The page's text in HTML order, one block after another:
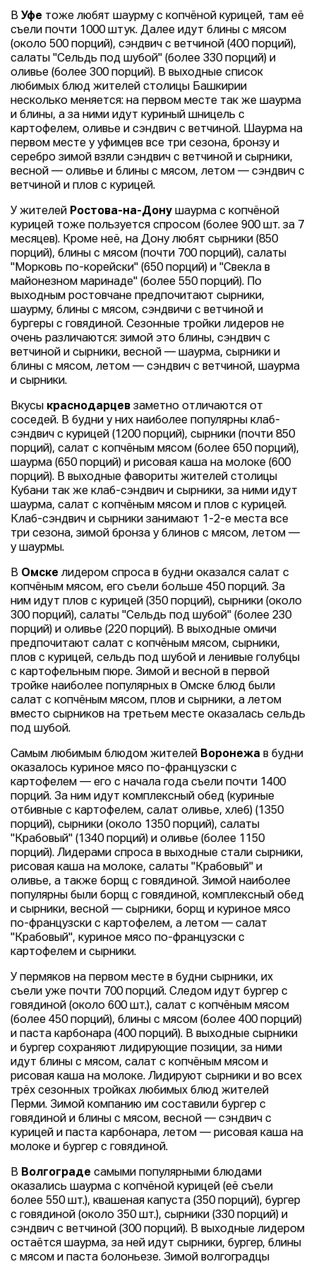
В Уфе тоже любят шаурму с копчёной курицей, там её
съели почти 1000 штук. Далее идут блины с мясом
(около 500 порций), сэндвич с ветчиной (400 порций),
салаты "Сельдь под шубой" (более 330 порций) и
оливье (более 300 порций). В выходные список
любимых блюд жителей столицы Башкирии
несколько меняется: на первом месте так же шаурма
и блины, а за ними идут куриный шницель с
картофелем, оливье и сэндвич с ветчиной. Шаурма на
первом месте у уфимцев все три сезона, бронзу и
серебро зимой взяли сэндвич с ветчиной и сырники,
весной — оливье и блины с мясом, летом — сэндвич с
ветчиной и плов с курицей.
У жителей Ростова-на-Дону шаурма с копчёной
курицей тоже пользуется спросом (более 900 шт. за 7
месяцев). Кроме неё, на Дону любят сырники (850
порций), блины с мясом (почти 700 порций), салаты
"Морковь по-корейски" (650 порций) и "Свекла в
майонезном маринаде" (более 550 порций). По
выходным ростовчане предпочитают сырники,
шаурму, блины с мясом, сэндвичи с ветчиной и
бургеры с говядиной. Сезонные тройки лидеров не
очень различаются: зимой это блины, сэндвич с
ветчиной и сырники, весной — шаурма, сырники и
блины с мясом, летом — сэндвич с ветчиной, шаурма
и сырники.
Вкусы краснодарцев заметно отличаются от
соседей. В будни у них наиболее популярны клаб-
сэндвич с курицей (1200 порций), сырники (почти 850
порций), салат с копчёным мясом (более 650 порций),
шаурма (650 порций) и рисовая каша на молоке (600
порций). В выходные фавориты жителей столицы
Кубани так же клаб-сэндвич и сырники, за ними идут
шаурма, салат с копчёным мясом и плов с курицей.
Клаб-сэндвич и сырники занимают 1-2-е места все
три сезона, зимой бронза у блинов с мясом, летом —
у шаурмы.
В Омске лидером спроса в будни оказался салат с
копчёным мясом, его съели больше 450 порций. За
ним идут плов с курицей (350 порций), сырники (около
300 порций), салаты "Сельдь под шубой" (более 230
порций) и оливье (220 порций). В выходные омичи
предпочитают салат с копчёным мясом, сырники,
плов с курицей, сельдь под шубой и ленивые голубцы
с картофельным пюре. Зимой и весной в первой
тройке наиболее популярных в Омске блюд были
салат с копчёным мясом, плов и сырники, а летом
вместо сырников на третьем месте оказалась сельдь
под шубой.
Самым любимым блюдом жителей Воронежа в будни
оказалось куриное мясо по-французски с
картофелем — его с начала года съели почти 1400
порций. За ним идут комплексный обед (куриные
отбивные с картофелем, салат оливье, хлеб) (1350
порций), сырники (около 1350 порций), салаты
"Крабовый" (1340 порций) и оливье (более 1150
порций). Лидерами спроса в выходные стали сырники,
рисовая каша на молоке, салаты "Крабовый" и
оливье, а также борщ с говядиной. Зимой наиболее
популярны были борщ с говядиной, комплексный обед
и сырники, весной — сырники, борщ и куриное мясо
по-французски с картофелем, а летом — салат
"Крабовый", куриное мясо по-французски с
картофелем и сырники.
У пермяков на первом месте в будни сырники, их
съели уже почти 700 порций. Следом идут бургер с
говядиной (около 600 шт.), салат с копчёным мясом
(более 450 порций), блины с мясом (более 400 порций)
и паста карбонара (400 порций). В выходные сырники
и бургер сохраняют лидирующие позиции, за ними
идут блины с мясом, салат с копчёным мясом и
рисовая каша на молоке. Лидируют сырники и во всех
трёх сезонных тройках любимых блюд жителей
Перми. Зимой компанию им составили бургер с
говядиной и блины с мясом, весной — сэндвич с
курицей и паста карбонара, летом — рисовая каша на
молоке и бургер с говядиной.
В Волгограде самыми популярными блюдами
оказались шаурма с копчёной курицей (её съели
более 550 шт.), квашеная капуста (350 порций), бургер
с говядиной (около 350 шт.), сырники (330 порций) и
сэндвич с ветчиной (300 порций). В выходные лидером
остаётся шаурма, за ней идут сырники, бургер, блины
с мясом и паста болоньезе. Зимой волгоградцы